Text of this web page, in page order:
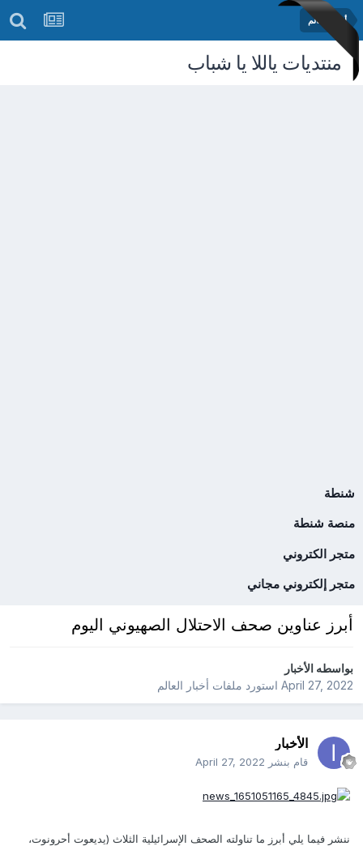
أخبار العالم
منتديات ياللا يا شباب
شنطة
منصة شنطة
متجر الكتروني
متجر إلكتروني مجاني
أبرز عناوين صحف الاحتلال الصهيوني اليوم
بواسطهالأخبار
April 27, 2022استورد ملفات أخبار العالم
الأخبار
قام بنشر April 27, 2022
ننشر فيما يلي أبرز ما تناولته الصحف الإسرائيلية الثلاث (يديعوت أحرونوت،